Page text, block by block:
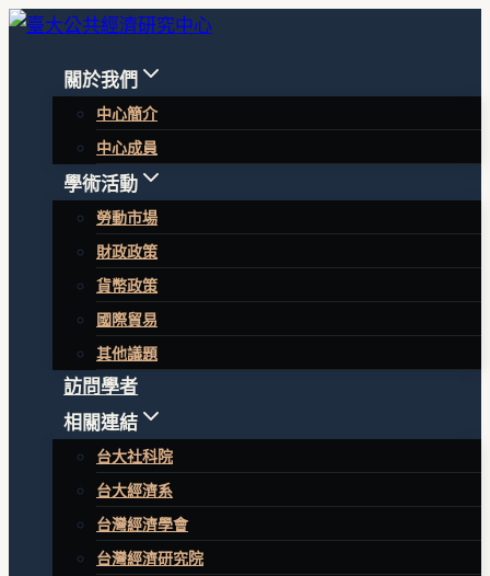
跳
關於我們
中心簡介
中心成員
學術活動
勞動市場
財政政策
貨幣政策
國際貿易
其他議題
訪問學者
相關連結
台大社科院
台大經濟系
台灣經濟學會
台灣經濟研究院